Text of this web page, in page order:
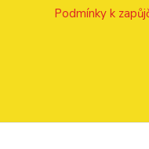
Podmínky k